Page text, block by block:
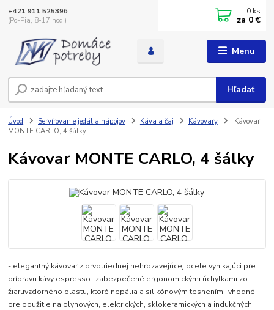
Menu
Hľadať
+421 911 525396
(Po-Pia, 8-17 hod.)
0 ks
za 0 €
Úvod Servírovanie jedál a nápojov Káva a čaj Kávovary
Kávovar
MONTE CARLO, 4 šálky
Kávovar MONTE CARLO, 4 šálky
- elegantný kávovar z prvotriednej nehrdzavejúcej ocele vynikajúci pre
prípravu kávy espresso- zabezpečené ergonomickými úchytkami zo
žiaruvzdorného plastu, ktoré nepália a silikónovým tesnením- vhodné
pre použitie na plynových, elektrických, sklokeramických a indukčných